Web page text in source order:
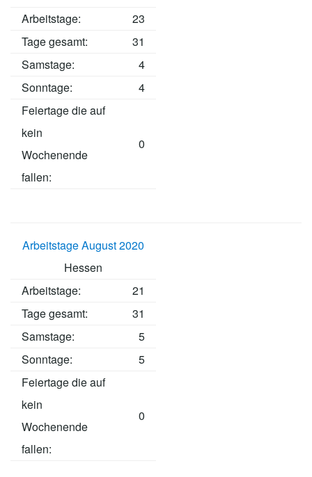
Arbeitstage:
23
Tage gesamt:
31
Samstage:
4
Sonntage:
4
Feiertage die auf
kein
Wochenende
fallen:
0
Arbeitstage August 2020
Hessen
Arbeitstage:
21
Tage gesamt:
31
Samstage:
5
Sonntage:
5
Feiertage die auf
kein
Wochenende
fallen:
0